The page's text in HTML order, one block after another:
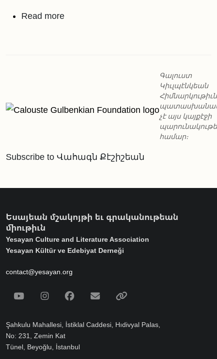
Read moreabout Պոլսահայ երկու ձայն՝
Գալուստ
Կիւլպէնկեան
չէ այս կայքէջի
համար։
Subscribe to Վահագն Քէշիշեան
Եսայեան մշակոյթի եւ գրականութեան
միութիւն
Yesayan Culture and Literature Association
Yesayan Kültür ve Edebiyat Derneği
contact@yesayan.org
Social Media
YoutubeInstagramFacebook
Email
Şahkulu Mahallesi, İstiklal Caddesi, Hıdivyal Palas,
No: 231, Zemin Kat
Tünel, Beyoğlu, İstanbul